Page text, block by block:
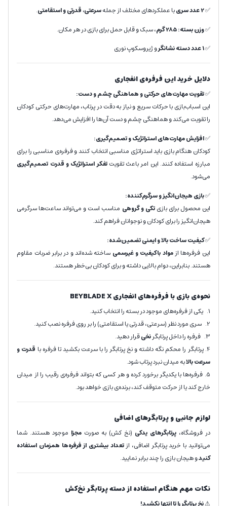
✅2 عدد سری با عملکردهای مختلف از جملهسرعتی، قدرتی و استقامتی.
✅وزن بسته: 285 گرم
، سبک و قابل حمل برای بازی در هر مکان.
✅1 عدد دسته نشانگر و ژیروسکوپ نوری
دلایل خرید این فرفره‌ی انفجاری
✅تقویت مهارت‌های حرکتی و هماهنگی چشم و دست:
این اسباب‌بازی با حرکات سریع و نیاز به دقت در پرتاب، مهارت‌های حرکتی کودکان
را تقویت می‌کند و هماهنگی چشم و دست آن‌ها را افزایش می‌دهد.
✅افزایش مهارت‌های استراتژیک و تصمیم‌گیری:
کودکان هنگام بازی باید استراتژی مناسبی انتخاب کنند و فرفره‌ی مناسبی را برای
مبارزه استفاده کنند. این امر باعث تقویتتفکر استراتژیک و قدرت تصمیم‌گیری
می‌شود.
✅بازی هیجان‌انگیز و سرگرم‌کننده:
این محصول برای بازیتکی و گروهی مناسب است و می‌تواند ساعت‌ها سرگرمی
هیجان‌انگیز را برای کودکان و نوجوانان فراهم کند.
✅کیفیت ساخت بالا و ایمنی تضمین‌شده:
این فرفره‌ها ازمواد باکیفیت و غیرسمی ساخته شده‌اند و در برابر ضربات مقاوم
هستند. بنابراین، دوام بالایی داشته و برای کودکان بی‌خطر هستند.
نحوه‌ی بازی با فرفره‌های انفجاری BEYBLADE X
1. یکی از فرفره‌های موجود در بسته را انتخاب کنید.
2. سری مورد نظر (سرعتی، قدرتی یا استقامتی) را بر روی فرفره نصب کنید.
3. فرفره را داخل پرتابگر
نخیقرار دهید.
4. پرتابگر را محکم نگه داشته و نخ پرتابگر را با سرعت بکشید تا فرفره با
قدرت و
سرعت بالابه میدان نبرد پرتاب شود.
5. فرفره‌ها با یکدیگر برخورد کرده و هر کسی که بتواند فرفره‌ی رقیب را از میدان
خارج کند یا از حرکت متوقف کند، برنده‌ی بازی خواهد بود.
لوازم جانبی و پرتابگر‌های اضافی
در فروشگاه،پرتابگرهای یدکی (نخ کش) به صورت مجزا موجود هستند. شما
می‌توانید با خرید پرتابگر اضافی، ازتعداد بیشتری از فرفره‌ها همزمان استفاده
کنیدو هیجان بازی را چند برابر نمایید.
نکات مهم هنگام استفاده از دسته پرتابگر نخ‌کش
⚠نخ پرتابگر را تا انتها نکشید!